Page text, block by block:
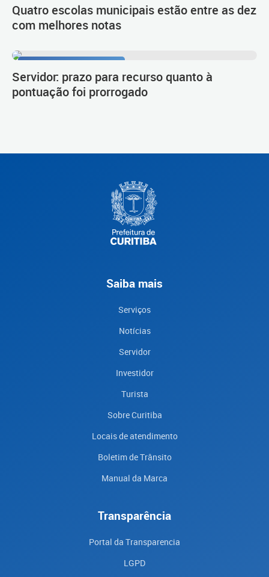
Quatro escolas municipais estão entre as dez
com melhores notas
Servidor: prazo para recurso quanto à
pontuação foi prorrogado
Saiba mais
Serviços
Notícias
Servidor
Investidor
Turista
Sobre Curitiba
Locais de atendimento
Boletim de Trânsito
Manual da Marca
Transparência
Portal da Transparencia
LGPD